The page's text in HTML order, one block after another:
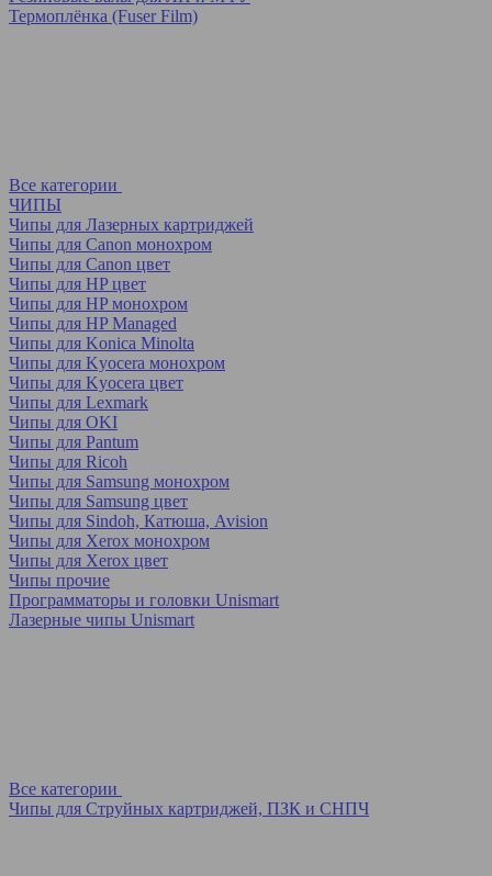
Термоплёнка (Fuser Film)
Все категории
ЧИПЫ
Чипы для Лазерных картриджей
Чипы для Canon монохром
Чипы для Canon цвет
Чипы для HP цвет
Чипы для HP монохром
Чипы для HP Managed
Чипы для Konica Minolta
Чипы для Kyocera монохром
Чипы для Kyocera цвет
Чипы для Lexmark
Чипы для OKI
Чипы для Pantum
Чипы для Ricoh
Чипы для Samsung монохром
Чипы для Samsung цвет
Чипы для Sindoh, Катюша, Avision
Чипы для Xerox монохром
Чипы для Xerox цвет
Чипы прочие
Программаторы и головки Unismart
Лазерные чипы Unismart
Все категории
Чипы для Струйных картриджей, ПЗК и СНПЧ